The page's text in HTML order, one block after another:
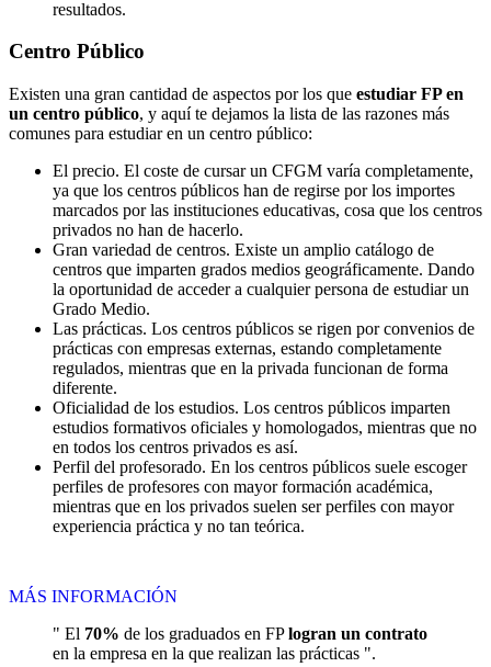
resultados.
Centro Público
Existen una gran cantidad de aspectos por los que estudiar FP en
un centro público, y aquí te dejamos la lista de las razones más
comunes para estudiar en un centro público:
El precio. El coste de cursar un CFGM varía completamente,
ya que los centros públicos han de regirse por los importes
marcados por las instituciones educativas, cosa que los centros
privados no han de hacerlo.
Gran variedad de centros. Existe un amplio catálogo de
centros que imparten grados medios geográficamente. Dando
la oportunidad de acceder a cualquier persona de estudiar un
Grado Medio.
Las prácticas. Los centros públicos se rigen por convenios de
prácticas con empresas externas, estando completamente
regulados, mientras que en la privada funcionan de forma
diferente.
Oficialidad de los estudios. Los centros públicos imparten
estudios formativos oficiales y homologados, mientras que no
en todos los centros privados es así.
Perfil del profesorado. En los centros públicos suele escoger
perfiles de profesores con mayor formación académica,
mientras que en los privados suelen ser perfiles con mayor
experiencia práctica y no tan teórica.
MÁS INFORMACIÓN
" El 70% de los graduados en FPlogran un contrato
en la empresa en la que realizan las prácticas ".